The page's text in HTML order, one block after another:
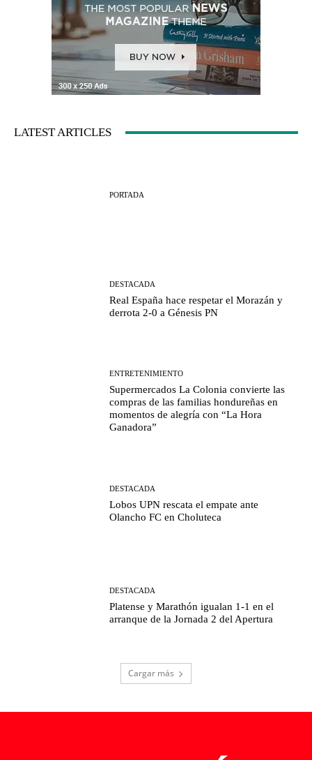
LATEST ARTICLES
PORTADA
DESTACADA
Real España hace respetar el Morazán y
derrota 2-0 a Génesis PN
ENTRETENIMIENTO
Supermercados La Colonia convierte las
compras de las familias hondureñas en
momentos de alegría con “La Hora
Ganadora”
DESTACADA
Lobos UPN rescata el empate ante
Olancho FC en Choluteca
DESTACADA
Platense y Marathón igualan 1-1 en el
arranque de la Jornada 2 del Apertura
Cargar más